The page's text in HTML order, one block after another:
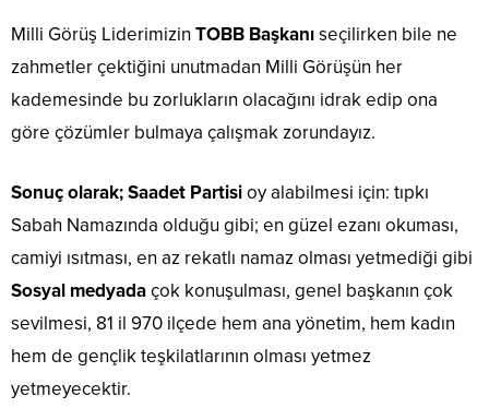
Milli Görüş Liderimizin TOBB Başkanıseçilirken bile ne
zahmetler çektiğini unutmadan Milli Görüşün her
kademesinde bu zorlukların olacağını idrak edip ona
göre çözümler bulmaya çalışmak zorundayız.
Sonuç olarak;Saadet Partisioy alabilmesi için: tıpkı
Sabah Namazında olduğu gibi; en güzel ezanı okuması,
camiyi ısıtması, en az rekatlı namaz olması yetmediği gibi
Sosyal medyadaçok konuşulması, genel başkanın çok
sevilmesi, 81 il 970 ilçede hem ana yönetim, hem kadın
hem de gençlik teşkilatlarının olması yetmez
yetmeyecektir.